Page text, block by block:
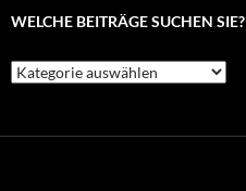
WELCHE BEITRÄGE SUCHEN SIE?
Welche
Beiträge